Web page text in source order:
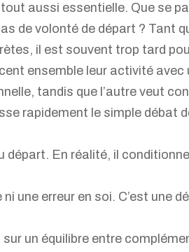
aussi essentielle. Que se
de volonté de départ ?
il est souvent trop tard
ensemble leur activité
tandis que l’autre veut
rapidement le simple
En réalité, il
une erreur en soi. C’est
un équilibre entre